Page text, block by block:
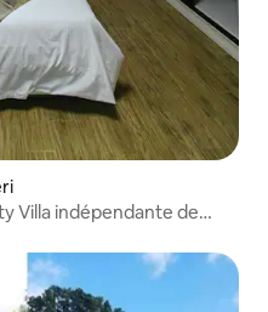
Villa indépendante de